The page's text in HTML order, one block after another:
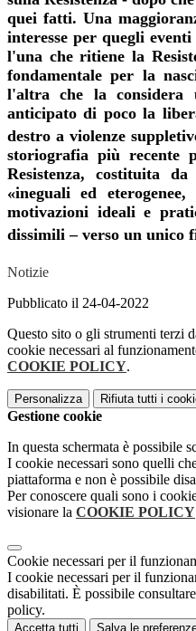
quei fatti. Una
interesse per quegli
l'una che ritiene la
fondamentale per la
l'altra che la considera
anticipato di poco la
destro a violenze
storiografia più recente
Resistenza, costituita
«ineguali ed
motivazioni ideali e
dissimili – verso un unico
Notizie
Pubblicato il 24-04-2022
Questo sito o gli strumenti terzi
cookie necessari al
COOKIE POLICY.
Personalizza Rifiuta tutti i
Gestione cookie
In questa schermata è possibile
I cookie necessari sono quelli
piattaforma e non è possibile
Per conoscere quali sono i
visionare la COOKIE POLICY
Cookie necessari per il
I cookie necessari per il
disabilitati. È possibile
policy.
Accetta tutti Salva le